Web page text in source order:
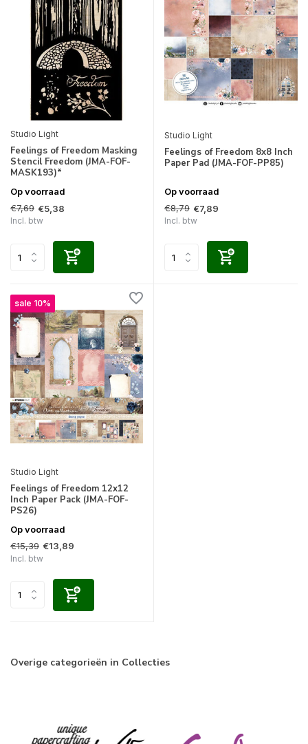
Studio Light
Feelings of Freedom Masking
Stencil Freedom (JMA-FOF-
MASK193)*
Op voorraad
€7,69 €5,38
Incl. btw
Studio Light
Feelings of Freedom 8x8 Inch
Paper Pad (JMA-FOF-PP85)
Op voorraad
€8,79 €7,89
Incl. btw
sale 10%
Studio Light
Feelings of Freedom 12x12
Inch Paper Pack (JMA-FOF-
PS26)
Op voorraad
€15,39 €13,89
Incl. btw
Overige categorieën in Collecties